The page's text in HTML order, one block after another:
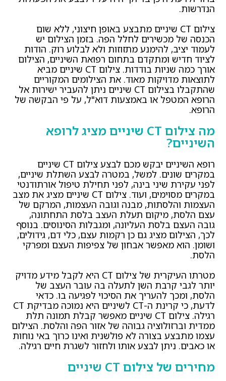
הנדרשות.
צילום CT שיניים מתבצע באופן חיצוני, ללא שום
הכנסה של מכשירים לחלל הפה. בזמן הצילום יש
לעמוד יציב, להימנע מתזוזות ולא לבלוע רוק. הודות
לציוד חדיש ומתקדם בתחום רפואת השיניים, הצילום
אורך כמה שניות בודדות. צילום CT שיניים מביא
לתוצאות מדויקות מאוד. את הצילומים המקוריים
שהתקבלו בצילום CT שיניים ניתן להעביר ישירות אל
הרופא המטפל או באמצעות דוא"ל, על פי הבקשה של
הרופא.
מה צילום CT שיניים מציג לרופא
השיניים?
רופא השיניים יבקש מכם לבצע צילום CT שיניים
במקרים שונים. למשל, במטרה לבצע השתלת שיניים,
לפני עקירת שיני בינה, לפני תחילת טיפול אורתודנטי
במקרים מסוימים, ועוד. צילום CT שיניים מציג את מצב
העצמות והלסתות, מבנה וגובה העצמות, המרקם של
עצם הלסת, מיקום תעלת העצב בלסת התחתונה,
גובה העצם בלסת העליונה, ומגבלות הסינוסים. בנוסף
לכך, הצילום מציג גם כן רקמות עצם, כלי דם, גידולים,
ושומן. הוא מאפשר אבחון של צפיפות העצם ומפרקי
הלסת.
מטרתו העיקרית של צילום CT היא לקבל מידע מדויק
יותר לגבי קרבת השן לתעלה בה עובר העצב של
הלסת, ומכך להעריך את הסיכוי לפגיעה בו. כדאי
לדעת, כי קרינת ה-CT לשיניים היא נמוכה מבדיקת CT
רגילה. צילום CT שיניים מאפשר קבלת תמונה תלת
ממדית וברזולוציה גבוהה של אזור הפה והלסת. הצילום
עצמו מתבצע בצורה לא פולשנית ואינו כרוך באי נוחות
או כאבים. ניתן לבצע אותו ולחזור לשגרת חיים רגילה.
מחירים של צילום CT שיניים